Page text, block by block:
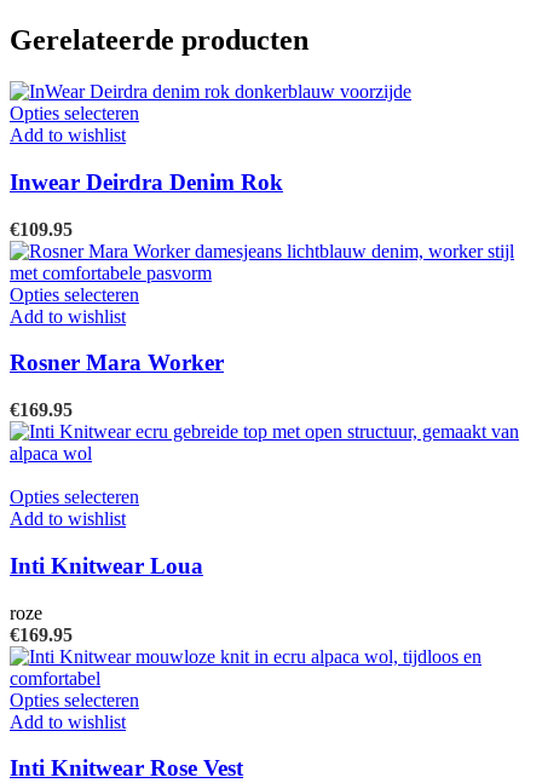
Gerelateerde producten
Opties selecteren
meerdere
variaties.
optie
kan
gekozen
worden
de
productpagina
Add to wishlist
Inwear Deirdra Denim Rok
€109.95
Opties selecteren
meerdere
optie
kan
op
productpagina
Add to wishlist
Rosner Mara Worker
€169.95
Opties selecteren
meerdere
variaties.
gekozen
op
productpagina
Add to wishlist
Inti Knitwear Loua
roze
€169.95
Opties selecteren
meerdere
Add to wishlist
Inti Knitwear Rose Vest